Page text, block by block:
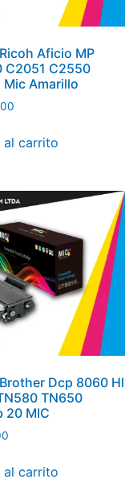
Aficio MP
C2051 C2550
Mic Amarillo
al carrito
Dcp 8060 Hl
TN650
20 MIC
al carrito